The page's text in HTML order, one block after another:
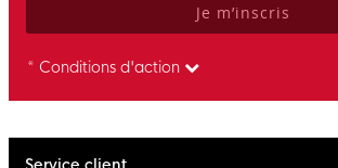
Je m’inscris
* Conditions d'action